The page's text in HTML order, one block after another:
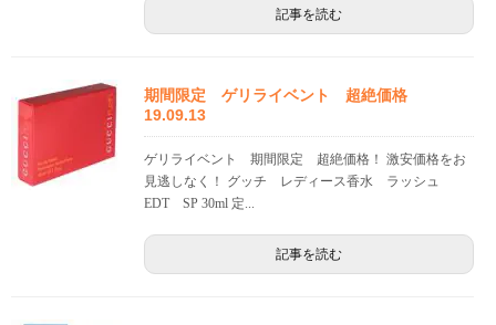
記事を読む
期間限定 ゲリライベント 超絶価格
19.09.13
ゲリライベント 期間限定 超絶価格！ 激安価格をお
見逃しなく！ グッチ レディース香水 ラッシュ
EDT SP 30ml 定...
記事を読む